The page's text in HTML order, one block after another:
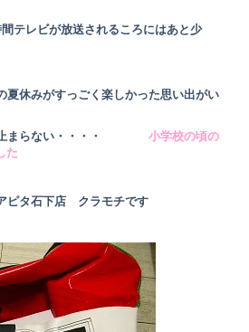
テレビが放送されるころにはあと少
夏休みがすっごく楽しかった思い出がい
まらない ・・・・ 小学校の頃の
た
タ石下店 クラモチです